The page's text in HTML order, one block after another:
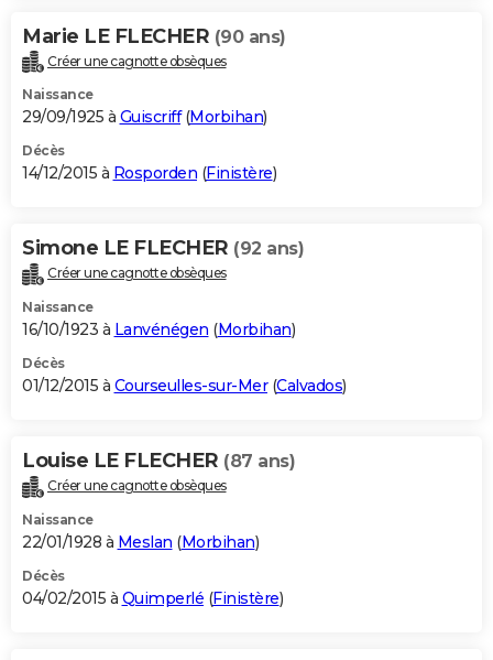
Marie LE FLECHER (90 ans)
Créer une cagnotte obsèques
Naissance
29/09/1925 à Guiscriff(Morbihan)
Décès
14/12/2015 à Rosporden (Finistère)
Simone LE FLECHER (92 ans)
Créer une cagnotte obsèques
Naissance
16/10/1923 à Lanvénégen (Morbihan)
Décès
01/12/2015 à Courseulles-sur-Mer(Calvados)
Louise LE FLECHER (87 ans)
Créer une cagnotte obsèques
Naissance
22/01/1928 à Meslan (Morbihan)
Décès
04/02/2015 à Quimperlé (Finistère)